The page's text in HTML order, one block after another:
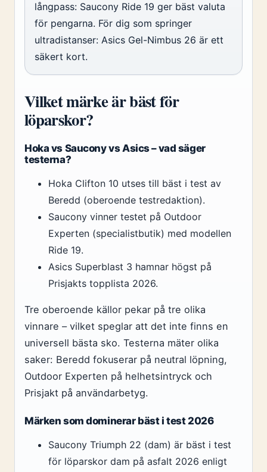
långpass: Saucony Ride 19 ger bäst valuta
för pengarna. För dig som springer
ultradistanser: Asics Gel-Nimbus 26 är ett
säkert kort.
Vilket märke är bäst för
löparskor?
Hoka vs Saucony vs Asics – vad säger
testerna?
Hoka Clifton 10 utses till bäst i test av
Beredd (oberoende testredaktion).
Saucony vinner testet på Outdoor
Experten (specialistbutik) med modellen
Ride 19.
Asics Superblast 3 hamnar högst på
Prisjakts topplista 2026.
Tre oberoende källor pekar på tre olika
vinnare – vilket speglar att det inte finns en
universell bästa sko. Testerna mäter olika
saker: Beredd fokuserar på neutral löpning,
Outdoor Experten på helhetsintryck och
Prisjakt på användarbetyg.
Märken som dominerar bäst i test 2026
Saucony Triumph 22 (dam) är bäst i test
för löparskor dam på asfalt 2026 enligt